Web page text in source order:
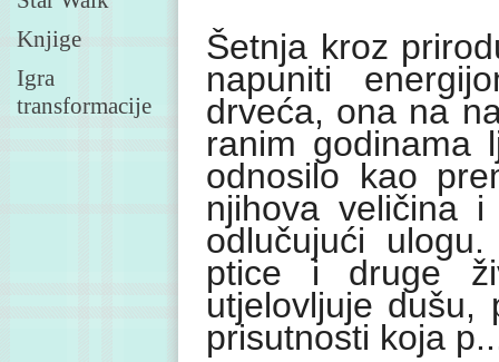
Knjige
Igra
transformacije
Šetnja kroz
napuniti
drveća, ona na
ranim godinama
odnosilo kao
njihova veličina i
odlučujući
ptice i druge
utjelovljuje dušu,
prisutnosti koja